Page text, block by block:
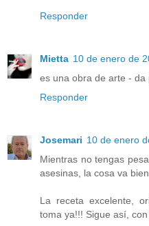
Responder
Mietta 10 de enero de
es una obra de arte - da
Responder
Josemari 10 de enero
Mientras no tengas
asesinas, la cosa va bien
La receta excelente,
toma ya!!! Sigue así,